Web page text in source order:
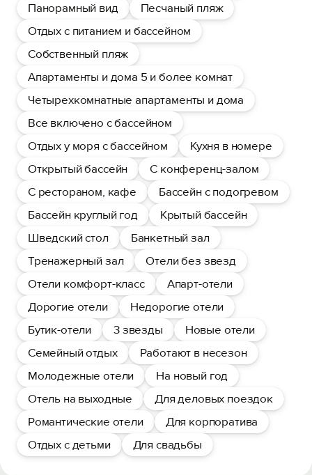
Панорамный вид
Песчаный пляж
Отдых с питанием и бассейном
Собственный пляж
Апартаменты и дома 5 и более комнат
Четырехкомнатные апартаменты и дома
Все включено с бассейном
Отдых у моря с бассейном
Кухня в номере
Открытый бассейн
С конференц-залом
С рестораном, кафе
Бассейн с подогревом
Бассейн круглый год
Крытый бассейн
Шведский стол
Банкетный зал
Тренажерный зал
Отели без звезд
Отели комфорт-класс
Апарт-отели
Дорогие отели
Недорогие отели
Бутик-отели
3 звезды
Новые отели
Семейный отдых
Работают в несезон
Молодежные отели
На новый год
Отель на выходные
Для деловых поездок
Романтические отели
Для корпоратива
Отдых с детьми
Для свадьбы